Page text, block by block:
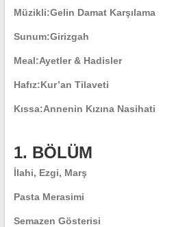
Müzikli:Gelin Damat Karşılama
Sunum:Girizgah
Meal:Ayetler & Hadisler
Hafız:Kur’an Tilaveti
Kıssa:Annenin Kızına Nasihati
1. BÖLÜM
İlahi, Ezgi, Marş
Pasta Merasimi
Semazen Gösterisi